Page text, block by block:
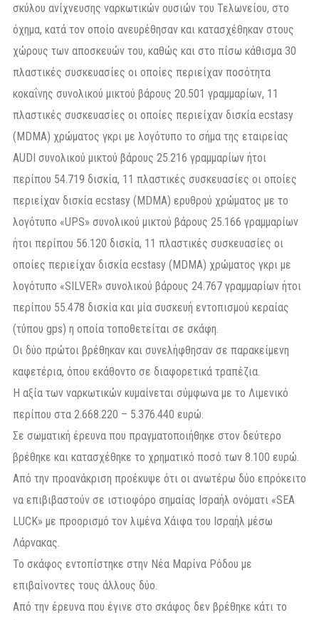
σκύλου ανίχνευσης ναρκωτικών ουσιών του Τελωνείου, στο
όχημα, κατά τον οποίο ανευρέθησαν και κατασχέθηκαν στους
χώρους των αποσκευών του, καθώς και στο πίσω κάθισμα 30
πλαστικές συσκευασίες οι οποίες περιείχαν ποσότητα
κοκαΐνης συνολικού μικτού βάρους 20.501 γραμμαρίων, 11
πλαστικές συσκευασίες οι οποίες περιείχαν δισκία ecstasy
(MDMA) χρώματος γκρι με λογότυπο το σήμα της εταιρείας
AUDI συνολικού μικτού βάρους 25.216 γραμμαρίων ήτοι
περίπου 54.719 δισκία, 11 πλαστικές συσκευασίες οι οποίες
περιείχαν δισκία ecstasy (MDMA) ερυθρού χρώματος με το
λογότυπο «UPS» συνολικού μικτού βάρους 25.166 γραμμαρίων
ήτοι περίπου 56.120 δισκία, 11 πλαστικές συσκευασίες οι
οποίες περιείχαν δισκία ecstasy (MDMA) χρώματος γκρι με
λογότυπο «SILVER» συνολικού βάρους 24.767 γραμμαρίων ήτοι
περίπου 55.478 δισκία και μία συσκευή εντοπισμού κεραίας
(τύπου gps) η οποία τοποθετείται σε σκάφη.
Οι δύο πρώτοι βρέθηκαν και συνελήφθησαν σε παρακείμενη
καφετέρια, όπου εκάθοντο σε διαφορετικά τραπέζια.
H αξία των ναρκωτικών κυμαίνεται σύμφωνα με το Λιμενικό
περίπου στα 2.668.220 – 5.376.440 ευρώ.
Σε σωματική έρευνα που πραγματοποιήθηκε στον δεύτερο
βρέθηκε και κατασχέθηκε το χρηματικό ποσό των 8.100 ευρώ.
Από την προανάκριση προέκυψε ότι οι ανωτέρω δύο επρόκειτο
να επιβιβαστούν σε ιστιοφόρο σημαίας Ισραήλ ονόματι «SEA
LUCK» με προορισμό τον λιμένα Χάιφα του Ισραήλ μέσω
Λάρνακας.
Το σκάφος εντοπίστηκε στην Νέα Μαρίνα Ρόδου με
επιβαίνοντες τους άλλους δύο.
Από την έρευνα που έγινε στο σκάφος δεν βρέθηκε κάτι το